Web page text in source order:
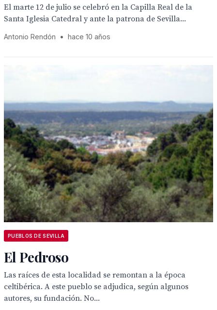
El marte 12 de julio se celebró en la Capilla Real de la
Santa Iglesia Catedral y ante la patrona de Sevilla...
Antonio Rendón • hace 10 años
PUEBLOS DE SEVILLA
El Pedroso
Las raíces de esta localidad se remontan a la época
celtibérica. A este pueblo se adjudica, según algunos
autores, su fundación. No...